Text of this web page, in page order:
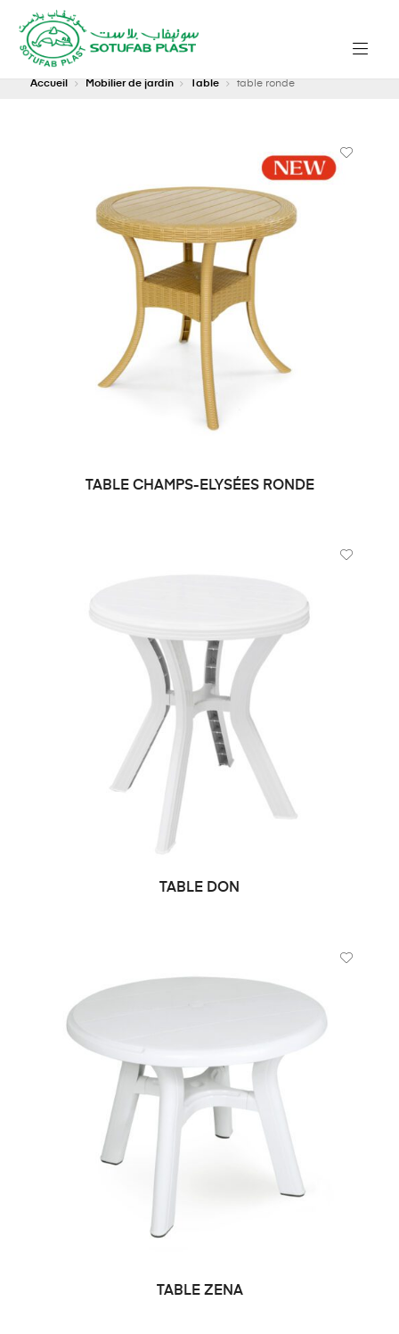
Accueil Mobilier de jardin Table table ronde
TABLE CHAMPS-ELYSÉES RONDE
TABLE DON
TABLE ZENA